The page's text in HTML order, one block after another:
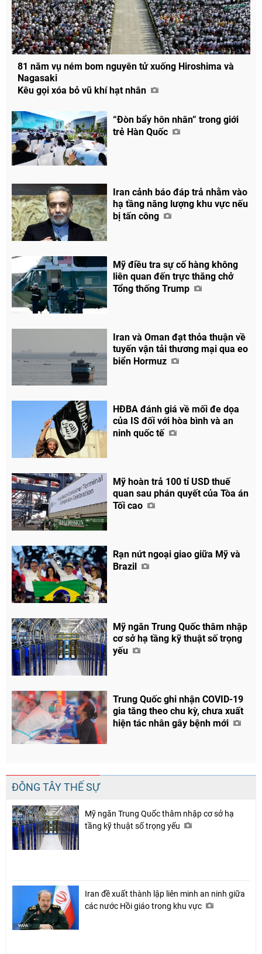
Facebook
81 năm vụ ném bom nguyên tử xuống Hiroshima và
Nagasaki
Kêu gọi xóa bỏ vũ khí hạt nhân
“Đòn bẩy hôn nhân” trong giới
trẻ Hàn Quốc
Iran cảnh báo đáp trả nhằm vào
hạ tầng năng lượng khu vực nếu
bị tấn công
Mỹ điều tra sự cố hàng không
liên quan đến trực thăng chở
Tổng thống Trump
Iran và Oman đạt thỏa thuận về
tuyến vận tải thương mại qua eo
biển Hormuz
HĐBA đánh giá về mối đe dọa
của IS đối với hòa bình và an
ninh quốc tế
Mỹ hoàn trả 100 tỉ USD thuế
quan sau phán quyết của Tòa án
Tối cao
Rạn nứt ngoại giao giữa Mỹ và
Brazil
Mỹ ngăn Trung Quốc thâm nhập
cơ sở hạ tầng kỹ thuật số trọng
yếu
Trung Quốc ghi nhận COVID-19
gia tăng theo chu kỳ, chưa xuất
hiện tác nhân gây bệnh mới
ĐÔNG TÂY THẾ SỰ
Mỹ ngăn Trung Quốc thâm nhập cơ sở hạ
tầng kỹ thuật số trọng yếu
Iran đề xuất thành lập liên minh an ninh giữa
các nước Hồi giáo trong khu vực